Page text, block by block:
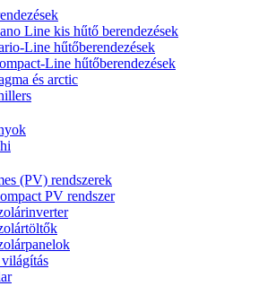
Line kis hűtő berendezések
Line hűtőberendezések
Line hűtőberendezések
és arctic
(PV) rendszerek
PV rendszer